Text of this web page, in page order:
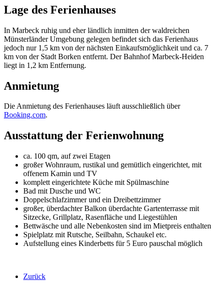
Lage des Ferienhauses
In Marbeck ruhig und eher ländlich inmitten der waldreichen
Münsterländer Umgebung gelegen befindet sich das Ferienhaus
jedoch nur 1,5 km von der nächsten Einkaufsmöglichkeit und ca. 7
km von der Stadt Borken entfernt. Der Bahnhof Marbeck-Heiden
liegt in 1,2 km Entfernung.
Anmietung
Die Anmietung des Ferienhauses läuft ausschließlich über
Booking.com.
Ausstattung der Ferienwohnung
ca. 100 qm, auf zwei Etagen
großer Wohnraum, rustikal und gemütlich eingerichtet, mit
offenem Kamin und TV
komplett eingerichtete Küche mit Spülmaschine
Bad mit Dusche und WC
Doppelschlafzimmer und ein Dreibettzimmer
großer, überdachter Balkon überdachte Gartenterrasse mit
Sitzecke, Grillplatz, Rasenfläche und Liegestühlen
Bettwäsche und alle Nebenkosten sind im Mietpreis enthalten
Spielplatz mit Rutsche, Seilbahn, Schaukel etc.
Aufstellung eines Kinderbetts für 5 Euro pauschal möglich
Zurück